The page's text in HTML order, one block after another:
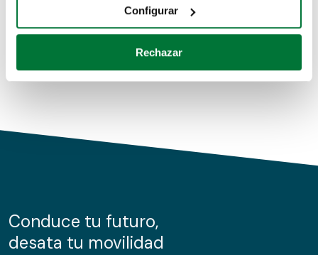
Identificar su dispositivo analizándolo activamente
para buscar características específicas (huellas
Obtenga más información sobre cómo se procesan sus
de cookies.
información sobre el uso que haga del sitio web con
nuestros partners de redes sociales, publicidad y análisis
Configurar
Rechazar
Conduce tu futuro,
desata tu movilidad